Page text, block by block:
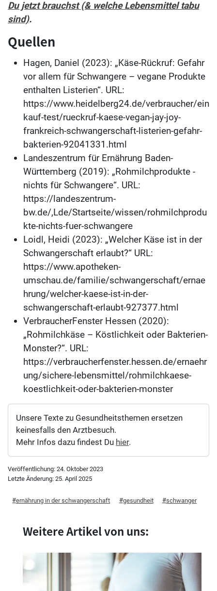
Du jetzt brauchst (& welche Lebensmittel tabu
sind).
Quellen
Hagen, Daniel (2023): „Käse-Rückruf: Gefahr
vor allem für Schwangere – vegane Produkte
enthalten Listerien“. URL:
https://www.heidelberg24.de/verbraucher/ein
kauf-test/rueckruf-kaese-vegan-jay-joy-
frankreich-schwangerschaft-listerien-gefahr-
bakterien-92041331.html
Landeszentrum für Ernährung Baden-
Württemberg (2019): „Rohmilchprodukte -
nichts für Schwangere“. URL:
https://landeszentrum-
bw.de/,Lde/Startseite/wissen/rohmilchprodu
kte-nichts-fuer-schwangere
Loidl, Heidi (2023): „Welcher Käse ist in der
Schwangerschaft erlaubt?“ URL:
https://www.apotheken-
umschau.de/familie/schwangerschaft/ernae
hrung/welcher-kaese-ist-in-der-
schwangerschaft-erlaubt-927377.html
VerbraucherFenster Hessen (2020):
„Rohmilchkäse – Köstlichkeit oder Bakterien-
Monster?“. URL:
https://verbraucherfenster.hessen.de/ernaehr
ung/sichere-lebensmittel/rohmilchkaese-
koestlichkeit-oder-bakterien-monster
Unsere Texte zu Gesundheitsthemen ersetzen
keinesfalls den Arztbesuch.
Mehr Infos dazu findest Du hier.
Veröffentlichung: 24. Oktober 2023
Letzte Änderung: 25. April 2025
ernährung in der schwangerschaft gesundheit schwanger
Weitere Artikel von uns: